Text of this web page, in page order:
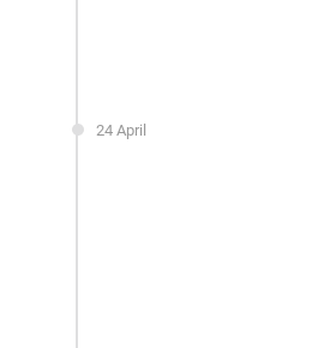
24 April